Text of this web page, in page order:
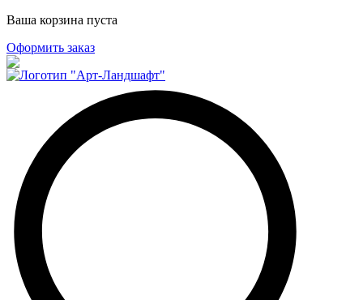
Ваша корзина пуста
Оформить заказ